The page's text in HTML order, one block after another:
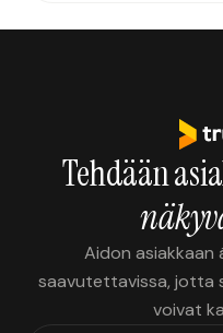
Tehdään
Aidon asiakkaan
saavutettavissa, jotta
voivat